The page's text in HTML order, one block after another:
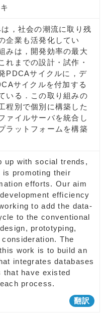
，社会の潮流に取り残
企業も活発化してい
みは，開発効率の最大
れまでの設計・試作・
PDCAサイクルに，デ
サイクルを付加する
いる．この取り組みの
程別で個別に構築した
ァイルサーバを統合し
ラットフォームを構築
up with social trends,
is promoting their
efforts. Our aim
efficiency
to add the data-
to the conventional
prototyping,
The
work is to build an
integrates databases
that have existed
process.
翻訳